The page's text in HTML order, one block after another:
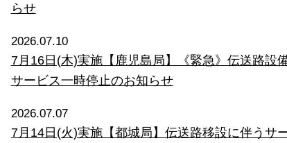
らせ
2026.07.10
7月16日(木)実施【鹿児島局】《緊急》伝送路設
サービス一時停止のお知らせ
2026.07.07
7月14日(火)実施【都城局】伝送路移設に伴うサ